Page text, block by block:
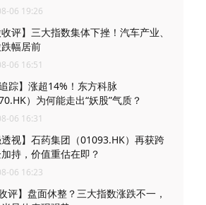
06 19:26
收评】三大指数集体下挫！汽车产业、
幅居前
06 16:51
追踪】涨超14%！东方科脉
）为何能走出“妖股”气质？
06 16:31
透视】石药集团（01093.HK）再获跨
持，价值重估在即？
06 16:23
评】盘面休整？三大指数涨跌不一，